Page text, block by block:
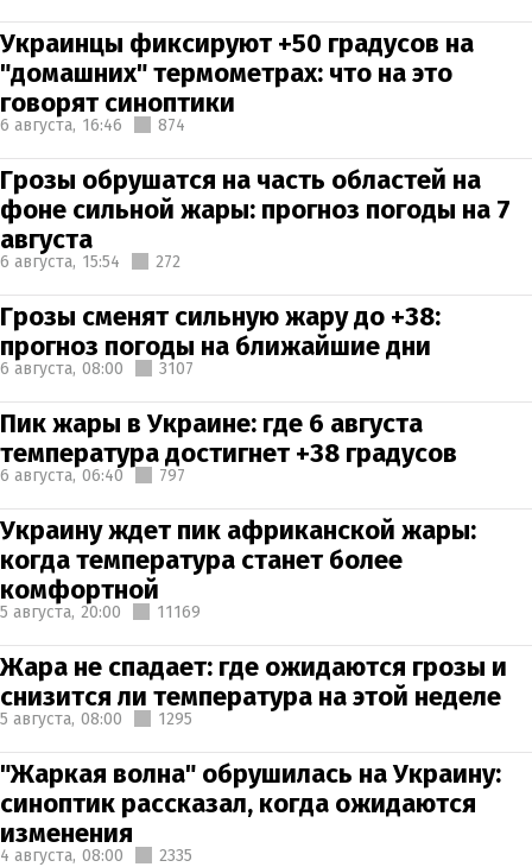
Украинцы фиксируют +50 градусов на
"домашних" термометрах: что на это
говорят синоптики
6 августа, 16:46 874
Грозы обрушатся на часть областей на
фоне сильной жары: прогноз погоды на 7
августа
6 августа, 15:54 272
Грозы сменят сильную жару до +38:
прогноз погоды на ближайшие дни
6 августа, 08:00 3107
Пик жары в Украине: где 6 августа
температура достигнет +38 градусов
6 августа, 06:40 797
Украину ждет пик африканской жары:
когда температура станет более
комфортной
5 августа, 20:00 11169
Жара не спадает: где ожидаются грозы и
снизится ли температура на этой неделе
5 августа, 08:00 1295
"Жаркая волна" обрушилась на Украину:
синоптик рассказал, когда ожидаются
изменения
4 августа, 08:00 2335